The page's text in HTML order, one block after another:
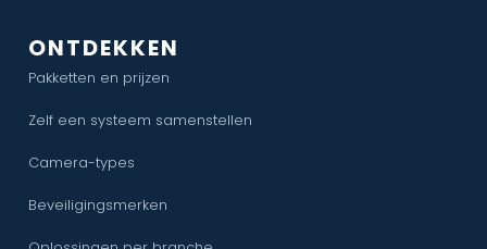
ONTDEKKEN
Pakketten en prijzen
Zelf een systeem samenstellen
Camera-types
Beveiligingsmerken